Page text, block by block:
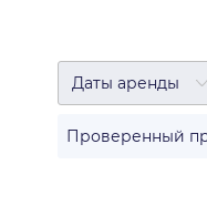
Даты аренды
Проверенный